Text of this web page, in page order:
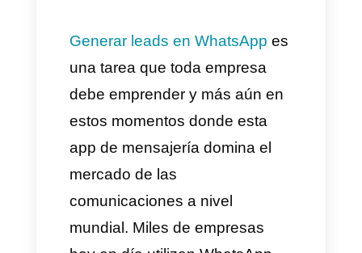
leads en WhatsApp de forma
automática
Conclusión
Generar leads en WhatsApp
una tarea que toda empresa